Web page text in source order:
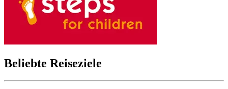
Beliebte Reiseziele